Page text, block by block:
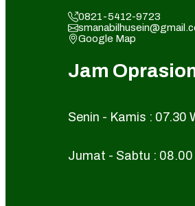
0821-5412-9723
Google Map
Jam
Senin - Kamis : 07.30
Jumat - Sabtu : 08.00